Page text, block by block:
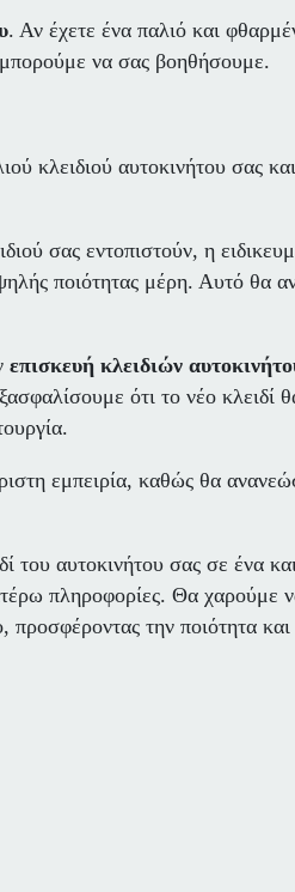
. Αν έχετε ένα παλιό και
μπορούμε να σας βοηθήσουμε.
κλειδιού αυτοκινήτου σας
σας εντοπιστούν, η
ποιότητας μέρη. Αυτό θα
επισκευή κλειδιών
ότι το νέο κλειδί
εμπειρία, καθώς θα
του αυτοκινήτου σας σε ένα
πληροφορίες. Θα χαρούμε
προσφέροντας την ποιότητα